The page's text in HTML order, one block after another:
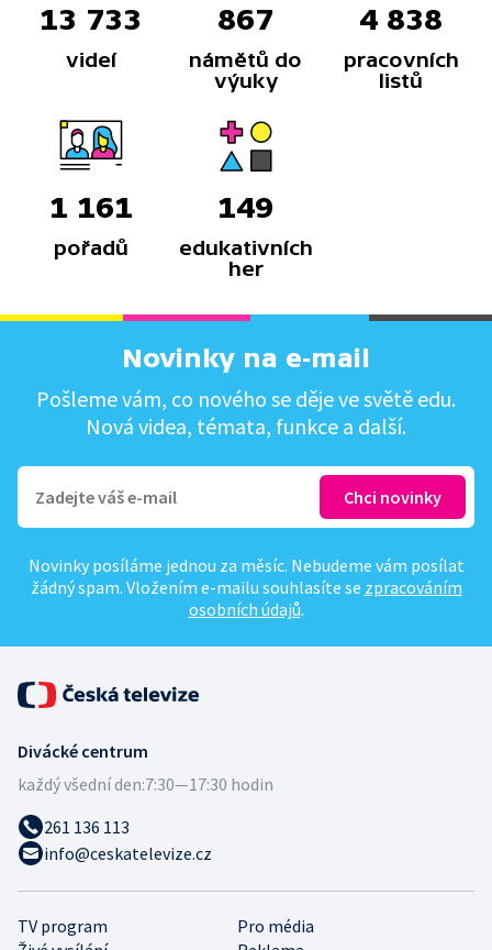
13 733
videí
867
námětů do
výuky
4 838
pracovních
listů
1 161
pořadů
149
edukativních
her
Novinky na e-mail
Pošleme vám, co nového se děje ve světě edu.
Nová videa, témata, funkce a další.
Novinky posíláme jednou za měsíc. Nebudeme vám posílat
žádný spam. Vložením e-mailu souhlasíte se zpracováním
osobních údajů.